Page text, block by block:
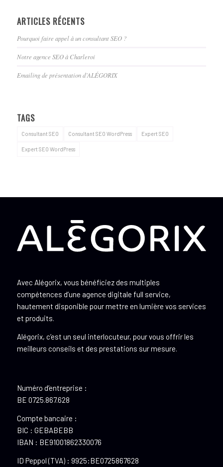
ARTICLES RÉCENTS
Pourquoi faire appel à un consultant SEO ?
Notre agence SEO à Charleroi
Emailing de présentation d’ALÉGORIX
TAGS
Consultant SEO Consultant SEO WordPress Expert SEO
Expert SEO WordPress
Avec Alégorix, vous bénéficiez des multiples
compétences d’une agence digitale full service,
hautement disponible pour mettre en lumière vos services
et produits.
Alégorix, c’est un seul interlocuteur, pour vous offrir les
meilleurs conseils et des prestations sur mesure.
Numéro d’entreprise :
BE 0725.867.628
Compte bancaire :
BIC : GEBABEBB
IBAN : BE91001862330076
ID Peppol (TVA) : 9925:BE0725867628